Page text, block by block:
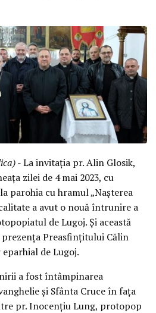
- La invitația pr. Alin Glosik,
zilei de 4 mai 2023, cu
parohia cu hramul „Nașterea
a avut o nouă întrunire a
de Lugoj. Și această
Preasfințitului Călin
de Lugoj.
a fost întâmpinarea
și Sfânta Cruce în fața
pr. Inocențiu Lung, protopop